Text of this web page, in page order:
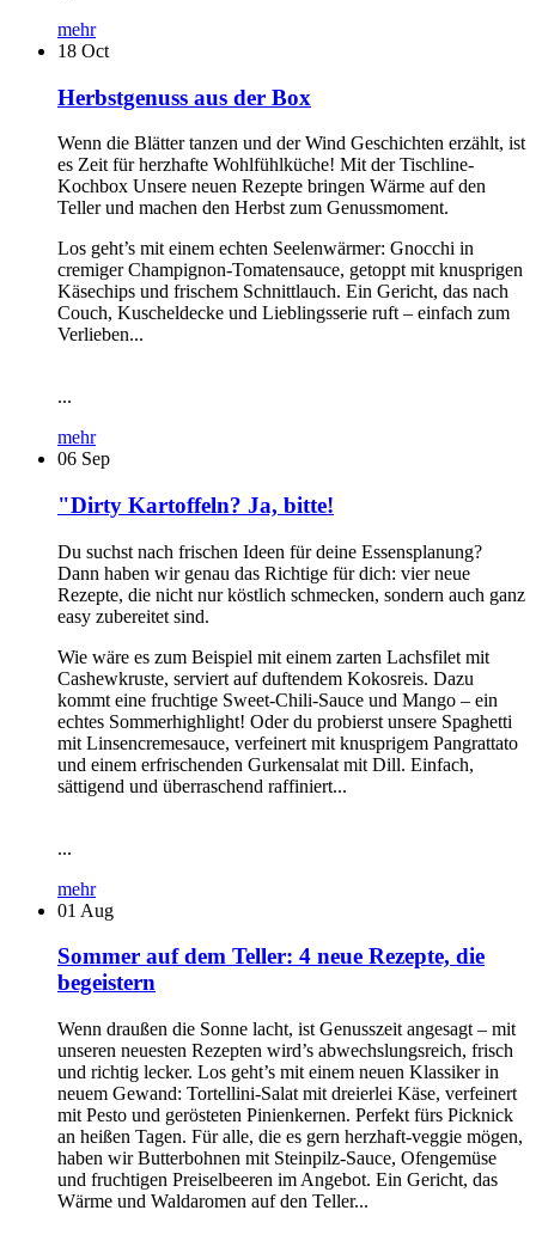
mehr
18 Oct
Herbstgenuss aus der Box
Wenn die Blätter tanzen und der Wind Geschichten erzählt, ist
es Zeit für herzhafte Wohlfühlküche! Mit der Tischline-
Kochbox Unsere neuen Rezepte bringen Wärme auf den
Teller und machen den Herbst zum Genussmoment.
Los geht’s mit einem echten Seelenwärmer: Gnocchi in
cremiger Champignon-Tomatensauce, getoppt mit knusprigen
Käsechips und frischem Schnittlauch. Ein Gericht, das nach
Couch, Kuscheldecke und Lieblingsserie ruft – einfach zum
Verlieben...
...
mehr
06 Sep
"Dirty Kartoffeln? Ja, bitte!
Du suchst nach frischen Ideen für deine Essensplanung?
Dann haben wir genau das Richtige für dich: vier neue
Rezepte, die nicht nur köstlich schmecken, sondern auch ganz
easy zubereitet sind.
Wie wäre es zum Beispiel mit einem zarten Lachsfilet mit
Cashewkruste, serviert auf duftendem Kokosreis. Dazu
kommt eine fruchtige Sweet-Chili-Sauce und Mango – ein
echtes Sommerhighlight! Oder du probierst unsere Spaghetti
mit Linsencremesauce, verfeinert mit knusprigem Pangrattato
und einem erfrischenden Gurkensalat mit Dill. Einfach,
sättigend und überraschend raffiniert...
...
mehr
01 Aug
Sommer auf dem Teller: 4 neue Rezepte, die
begeistern
Wenn draußen die Sonne lacht, ist Genusszeit angesagt – mit
unseren neuesten Rezepten wird’s abwechslungsreich, frisch
und richtig lecker. Los geht’s mit einem neuen Klassiker in
neuem Gewand: Tortellini-Salat mit dreierlei Käse, verfeinert
mit Pesto und gerösteten Pinienkernen. Perfekt fürs Picknick
an heißen Tagen. Für alle, die es gern herzhaft-veggie mögen,
haben wir Butterbohnen mit Steinpilz-Sauce, Ofengemüse
und fruchtigen Preiselbeeren im Angebot. Ein Gericht, das
Wärme und Waldaromen auf den Teller...